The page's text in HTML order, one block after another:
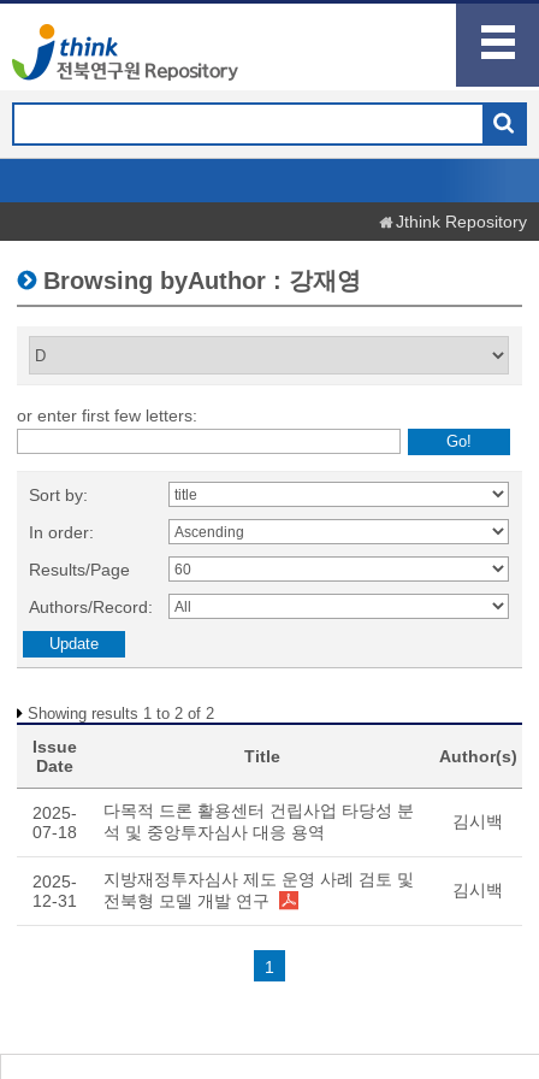
Jthink Repository
Browsing byAuthor : 강재영
or enter first few letters:
Sort by:
In order:
Results/Page
Authors/Record:
Showing results 1 to 2 of 2
Issue
Date
Title Author(s)
2025-
07-18
다목적 드론 활용센터 건립사업 타당성 분
석 및 중앙투자심사 대응 용역
김시백
2025-
12-31
지방재정투자심사 제도 운영 사례 검토 및
전북형 모델 개발 연구
김시백
1